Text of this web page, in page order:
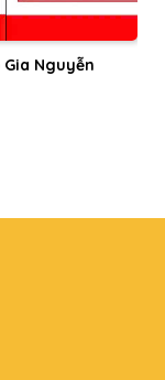
cực kỳ rẻ